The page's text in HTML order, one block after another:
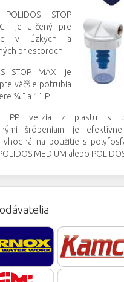
STOP
je určený pre
v úzkych a
priestoroch.
STOP MAXI je
väčšie potrubia
¾ " a 1". P
PP verzia z plastu s
šróbeniami je
vhodná na použitie s
MEDIUM alebo